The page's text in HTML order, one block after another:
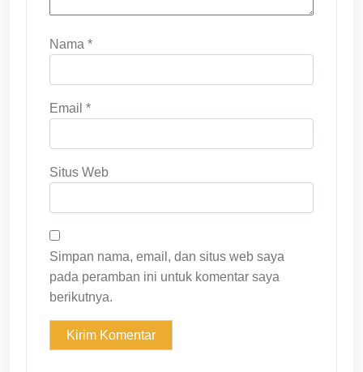
Nama *
Email *
Situs Web
Simpan nama, email, dan situs web saya
pada peramban ini untuk komentar saya
berikutnya.